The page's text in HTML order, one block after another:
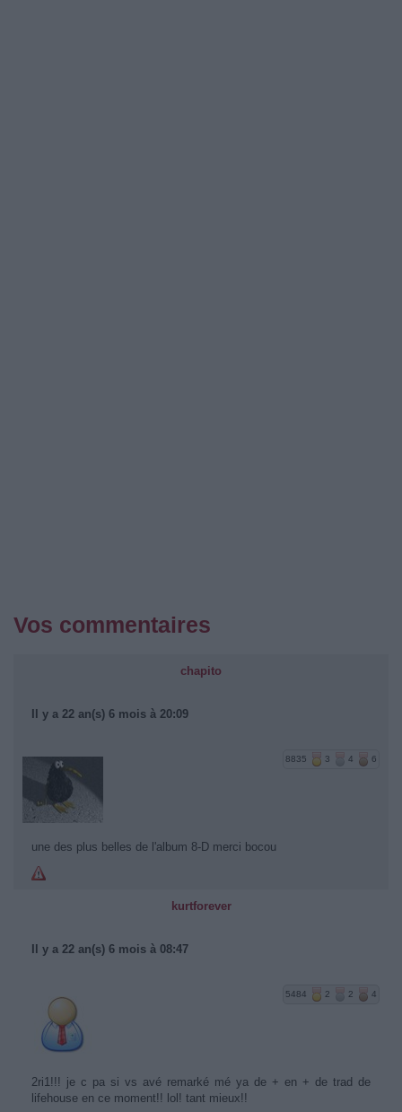
Vos commentaires
chapito
Il y a 22 an(s) 6 mois à 20:09
8835 3 4 6
une des plus belles de l'album 8-D merci bocou
kurtforever
Il y a 22 an(s) 6 mois à 08:47
5484 2 2 4
2ri1!!! je c pa si vs avé remarké mé ya de + en + de trad de
lifehouse en ce moment!! lol! tant mieux!!